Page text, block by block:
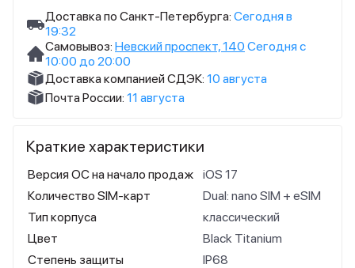
Доставка по Санкт-Петербурга: Сегодня в
19:32
Самовывоз: Невский проспект, 140 Сегодня с
10:00 до 20:00
Доставка компанией СДЭК: 10 августа
Почта России: 11 августа
Краткие характеристики
Версия ОС на начало продаж
iOS 17
Количество SIM-карт
Dual: nano SIM + eSIM
Тип корпуса
классический
Цвет
Black Titanium
Степень защиты
IP68